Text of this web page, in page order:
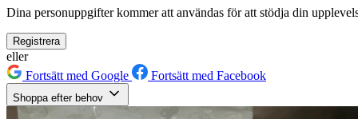
Dina personuppgifter kommer att användas för att stödja din
Registrera
eller
Fortsätt med Google
Fortsätt med Facebook
Shoppa efter behov